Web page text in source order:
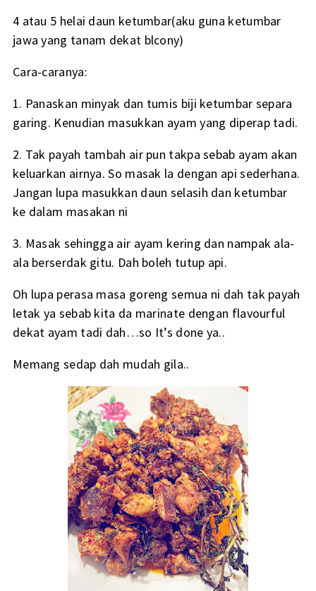
4 atau 5 helai daun ketumbar(aku guna ketumbar
jawa yang tanam dekat blcony)
Cara-caranya:
1. Panaskan minyak dan tumis biji ketumbar separa
garing. Kenudian masukkan ayam yang diperap tadi.
2. Tak payah tambah air pun takpa sebab ayam akan
keluarkan airnya. So masak la dengan api sederhana.
Jangan lupa masukkan daun selasih dan ketumbar
ke dalam masakan ni
3. Masak sehingga air ayam kering dan nampak ala-
ala berserdak gitu. Dah boleh tutup api.
Oh lupa perasa masa goreng semua ni dah tak payah
letak ya sebab kita da marinate dengan flavourful
dekat ayam tadi dah…so It’s done ya..
Memang sedap dah mudah gila..